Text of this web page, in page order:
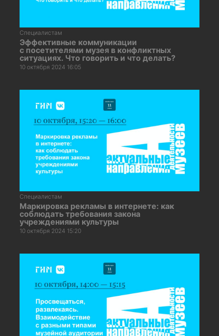
Специалистам
Эффективные коммуникации
с посетителями музея в конфликтных
ситуациях. Что говорить и что делать?
10 октября 2024 16:05
Специалистам
Маркировка рекламы в интернете: как
соблюдать требования закона
учреждениями культуры
10 октября 2024 15:20